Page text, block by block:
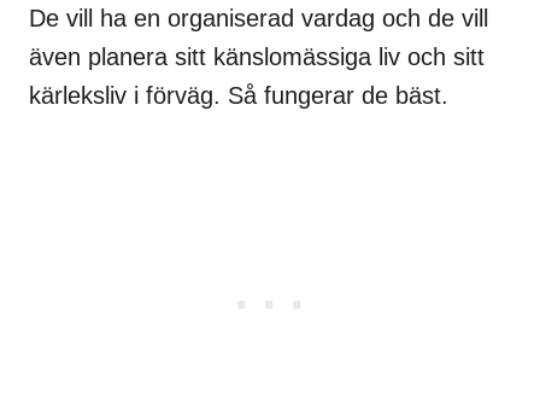
De vill ha en organiserad vardag och de vill
även planera sitt känslomässiga liv och sitt
kärleksliv i förväg. Så fungerar de bäst.